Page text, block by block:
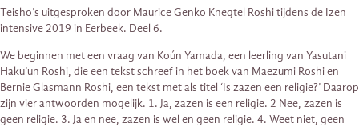
Teisho’s uitgesproken door Maurice Genko Knegtel Roshi tijdens de Izen
intensive 2019 in Eerbeek. Deel 6.
We beginnen met een vraag van Koún Yamada, een leerling van Yasutani
Haku’un Roshi, die een tekst schreef in het boek van Maezumi Roshi en
Bernie Glasmann Roshi, een tekst met als titel ‘Is zazen een religie?’ Daarop
zijn vier antwoorden mogelijk. 1. Ja, zazen is een religie. 2 Nee, zazen is
geen religie. 3. Ja en nee, zazen is wel en geen religie. 4. Weet niet, geen